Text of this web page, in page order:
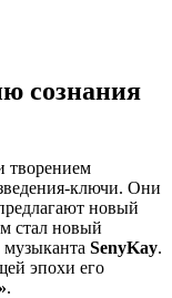
сознания
творением
ключи. Они
новый
стал новый
музыканта SenyKay.
эпохи его
.